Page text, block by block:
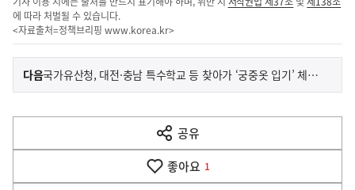
에 따라 처벌될 수 있습니다.
<자료출처=정책브리핑 www.korea.kr>
이
전
다
음
다음기
국가유산청, 대전·충남 특수학교 등 찾아가 ‘궁중옷 입기’ 체험 제공
공유
열
기
좋아요 1